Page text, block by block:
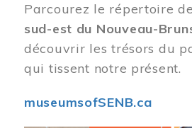
Parcourez le répertoire
sud-est du Nouveau-
découvrir les trésors du
qui tissent notre présent.
museumsofSENB.ca